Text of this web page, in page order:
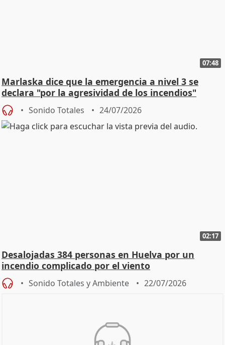
07:48
Marlaska dice que la emergencia a nivel 3 se
declara "por la agresividad de los incendios"
Sonido Totales 24/07/2026
02:17
Desalojadas 384 personas en Huelva por un
incendio complicado por el viento
Sonido Totales y Ambiente 22/07/2026